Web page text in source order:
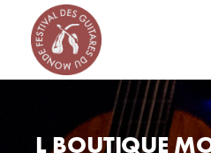
L BOUTIQUE